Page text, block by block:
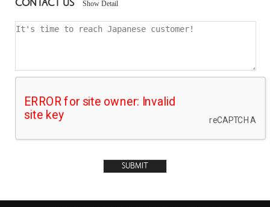
CONTACT US Show Detail